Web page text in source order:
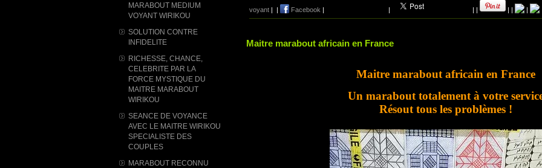
MARABOUT MEDIUM
VOYANT WIRIKOU
SOLUTION CONTRE
INFIDELITE
RICHESSE, CHANCE,
CELEBRITE PAR LA
FORCE MYSTIQUE DU
MAITRE MARABOUT
WIRIKOU
SEANCE DE VOYANCE
AVEC LE MAITRE WIRIKOU
SPECIALISTE DES
COUPLES
MARABOUT RECONNU
voyant | | Facebook | | | | | | |
Maitre marabout africain en France
Maitre marabout africain en France
Un marabout totalement à votre
Résout tous les problèmes !